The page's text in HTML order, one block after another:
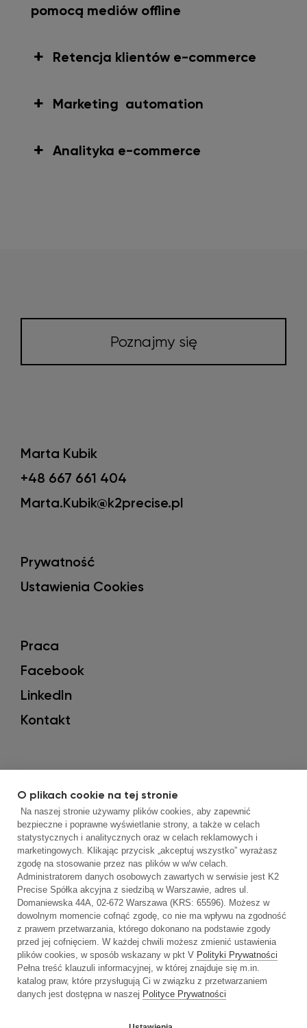
pomocą mediów offline
Retencja klientów e-commerce
Marketing automation
Analityka e-commerce
Poznajmy się
Marta Kubik
+48 667 661 404
Marta.Kubik@k2precise.pl
Prywatność
Ustawienia Cookies
Praca
Facebook
LinkedIn
Kontakt
Korzystamy z plików cookies oraz podobnych
technologii, by móc jak najlepiej dostosować
serwis do Twoich potrzeb oraz serwować
Tobie interesujące Ciebie reklamy.
Korzystając z naszego serwisu zgodnie z
aktualnymi ustawieniami przeglądarki,
wyrażasz zgodę na używanie plików cookies i
podobnych technologii.
O plikach cookie na tej stronie
Na naszej stronie używamy plików cookies, aby zapewnić
bezpieczne i poprawne wyświetlanie strony, a także w celach
statystycznych i analitycznych oraz w celach reklamowych i
marketingowych. Klikając przycisk „akceptuj wszystko” wyrażasz
zgodę na stosowanie przez nas plików w w/w celach.
Administratorem danych osobowych zawartych w serwisie jest K2
Precise Spółka akcyjna z siedzibą w Warszawie, adres ul.
Domaniewska 44A, 02-672 Warszawa (KRS: 65596). Możesz w
dowolnym momencie cofnąć zgodę, co nie ma wpływu na zgodność
z prawem przetwarzania, którego dokonano na podstawie zgody
przed jej cofnięciem. W każdej chwili możesz zmienić ustawienia
plików cookies, w sposób wskazany w pkt V Polityki Prywatności
Pełna treść klauzuli informacyjnej, w której znajduje się m.in.
katalog praw, które przysługują Ci w związku z przetwarzaniem
danych jest dostępna w naszej Polityce Prywatności